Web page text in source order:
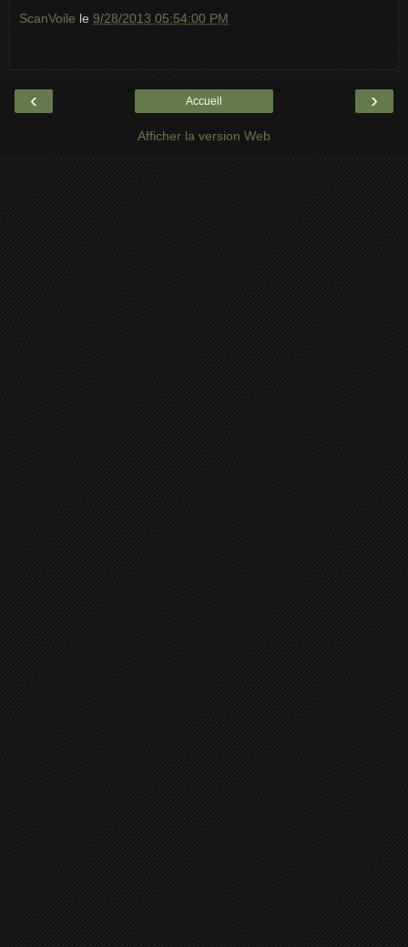
ScanVoile le 9/28/2013 05:54:00 PM
‹ ›
Accueil
Afficher la version Web